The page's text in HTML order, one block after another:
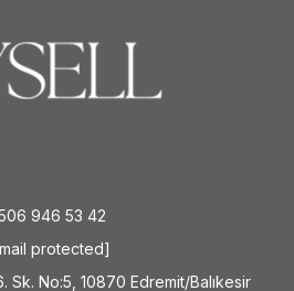
946 53 42
protected]
Sk. No:5, 10870 Edremit/Balıkesir